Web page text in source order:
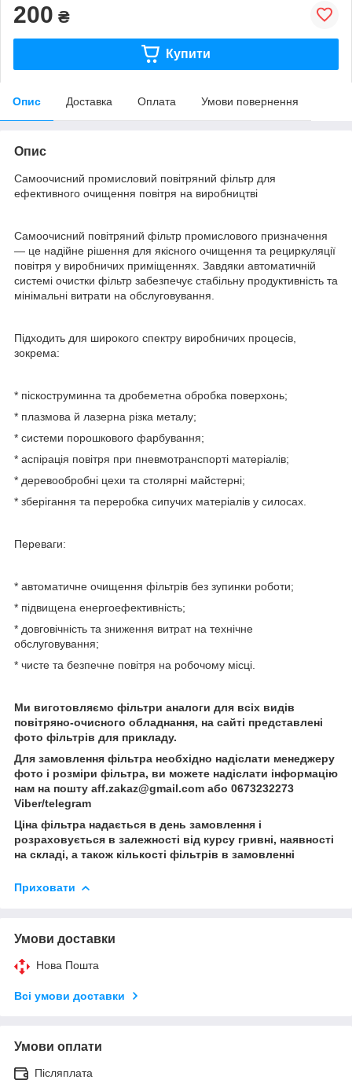
200 ₴
Купити
Опис Доставка Оплата Умови повернення
Опис
Самоочисний промисловий повітряний фільтр для
ефективного очищення повітря на виробництві
Самоочисний повітряний фільтр промислового призначення
— це надійне рішення для якісного очищення та рециркуляції
повітря у виробничих приміщеннях. Завдяки автоматичній
системі очистки фільтр забезпечує стабільну продуктивність та
мінімальні витрати на обслуговування.
Підходить для широкого спектру виробничих процесів,
зокрема:
* піскоструминна та дробеметна обробка поверхонь;
* плазмова й лазерна різка металу;
* системи порошкового фарбування;
* аспірація повітря при пневмотранспорті матеріалів;
* деревообробні цехи та столярні майстерні;
* зберігання та переробка сипучих матеріалів у силосах.
Переваги:
* автоматичне очищення фільтрів без зупинки роботи;
* підвищена енергоефективність;
* довговічність та зниження витрат на технічне
обслуговування;
* чисте та безпечне повітря на робочому місці.
Ми виготовляємо фільтри аналоги для всіх видів
повітряно-очисного обладнання, на сайті представлені
фото фільтрів для прикладу.
Для замовлення фільтра необхідно надіслати менеджеру
фото і розміри фільтра, ви можете надіслати інформацію
нам на пошту aff.zakaz@gmail.com або 0673232273
Viber/telegram
Ціна фільтра надається в день замовлення і
розраховується в залежності від курсу гривні, наявності
на складі, а також кількості фільтрів в замовленні
Приховати
Умови доставки
Нова Пошта
Всі умови доставки
Умови оплати
Післяплата